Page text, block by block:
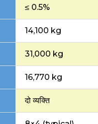
≤ 0.5%
14,100 kg
31,000 kg
16,770 kg
दो व्यक्ति